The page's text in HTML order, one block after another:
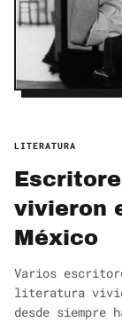
LITERATURA
vivieron
México
Varios
literatura
desde siempre